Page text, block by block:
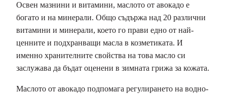
Освен мазнини и витамини, маслото от авокадо е
богато и на минерали. Общо съдържа над 20 различни
витамини и минерали, което го прави едно от най-
ценните и подхранващи масла в козметиката. И
именно хранителните свойства на това масло си
заслужава да бъдат оценени в зимната грижа за кожата.
Маслото от авокадо подпомага регулирането на водно-